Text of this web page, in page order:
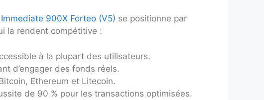
Immediate 900X Forteo (V5) se positionne par
la rendent compétitive :
à la plupart des utilisateurs.
d’engager des fonds réels.
Ethereum et Litecoin.
de 90 % pour les transactions optimisées.